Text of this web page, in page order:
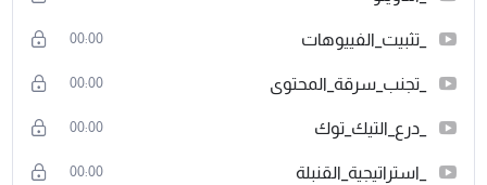
_تثبيت_الفييوهات 00:00
_تجنب_سرقة_المحتوى 00:00
_درع_التيك_توك 00:00
_استراتيجية_القنبلة 00:00